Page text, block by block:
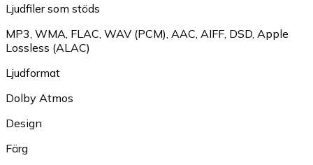
Ljudfiler som stöds
MP3 WMA FLAC WAV (PCM) AAC AIFF DSD Apple
Lossless (ALAC)
Ljudformat
Dolby Atmos
Design
Färg